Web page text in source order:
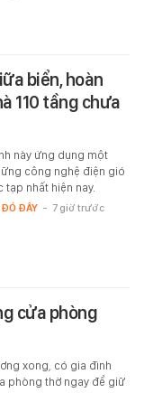
biển, hoàn
110 tầng chưa
này ứng dụng một
công nghệ điện gió
tạp nhất hiện nay.
ĐÓ ĐÂY - 7 giờ trước
cửa phòng
xong, có gia đình
phòng thờ ngay để giữ